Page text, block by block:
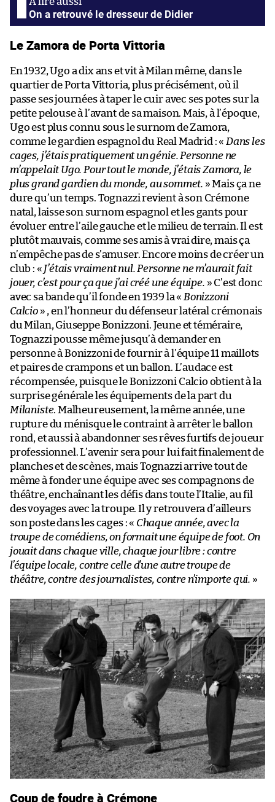
On a retrouvé le dresseur de Didier
Le Zamora de Porta Vittoria
En 1932, Ugo a dix ans et vit à Milan même, dans le
quartier de Porta Vittoria, plus précisément, où il
passe ses journées à taper le cuir avec ses potes sur la
petite pelouse à l’avant de sa maison. Mais, à l’époque,
Ugo est plus connu sous le surnom de Zamora,
comme le gardien espagnol du Real Madrid : « Dans les
cages, j’étais pratiquement un génie. Personne ne
m’appelait Ugo. Pour tout le monde, j’étais Zamora, le
plus grand gardien du monde, au sommet. » Mais ça ne
dure qu’un temps. Tognazzi revient à son Crémone
natal, laisse son surnom espagnol et les gants pour
évoluer entre l’aile gauche et le milieu de terrain. Il est
plutôt mauvais, comme ses amis à vrai dire, mais ça
n’empêche pas de s’amuser. Encore moins de créer un
club : « J’étais vraiment nul. Personne ne m’aurait fait
jouer, c’est pour ça que j’ai créé une équipe. » C’est donc
avec sa bande qu’il fonde en 1939 la « Bonizzoni
Calcio» , en l’honneur du défenseur latéral crémonais
du Milan, Giuseppe Bonizzoni. Jeune et téméraire,
Tognazzi pousse même jusqu’à demander en
personne à Bonizzoni de fournir à l’équipe 11 maillots
et paires de crampons et un ballon. L’audace est
récompensée, puisque le Bonizzoni Calcio obtient à la
surprise générale les équipements de la part du
Milaniste. Malheureusement, la même année, une
rupture du ménisque le contraint à arrêter le ballon
rond, et aussi à abandonner ses rêves furtifs de joueur
professionnel. L’avenir sera pour lui fait finalement de
planches et de scènes, mais Tognazzi arrive tout de
même à fonder une équipe avec ses compagnons de
théâtre, enchaînant les défis dans toute l’Italie, au fil
des voyages avec la troupe. Il y retrouvera d’ailleurs
son poste dans les cages : « Chaque année, avec la
troupe de comédiens, on formait une équipe de foot. On
jouait dans chaque ville, chaque jour libre : contre
l’équipe locale, contre celle d’une autre troupe de
théâtre, contre des journalistes, contre n’importe qui. »
Coup de foudre à Crémone